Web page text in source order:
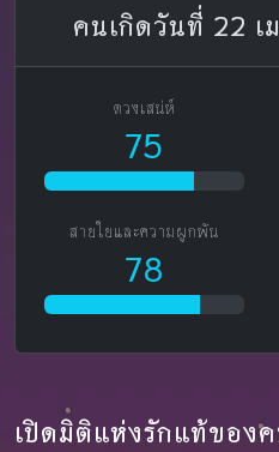
คนเกิดวันที่ 22
ดวงเสน่ห์
75
สายใยและความผูกพัน
78
เปิดมิติแห่งรักแท้ของ